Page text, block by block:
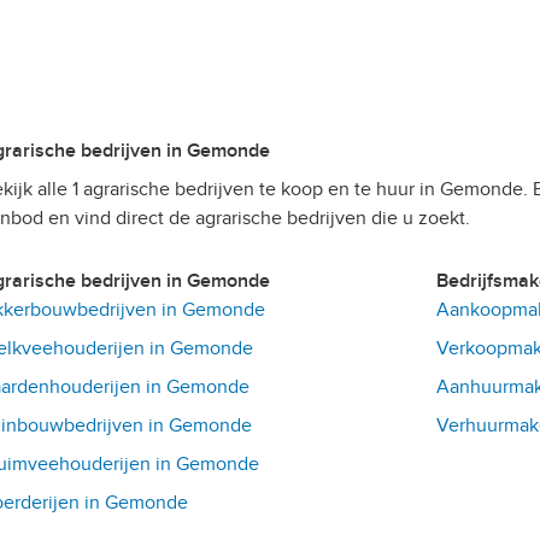
bedrijven in Gemonde
alle 1 agrarische bedrijven te koop en te huur in
en vind direct de agrarische bedrijven die u zoekt.
bedrijven in Gemonde
in Gemonde
in Gemonde
in Gemonde
in Gemonde
in Gemonde
in Gemonde